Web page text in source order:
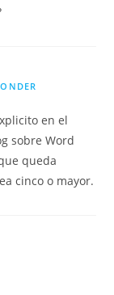
en el
sobre Word
queda
cinco o mayor.